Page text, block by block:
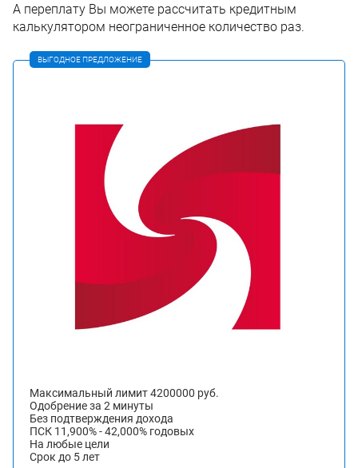
А переплату Вы можете рассчитать кредитным
калькулятором неограниченное количество раз.
ВЫГОДНОЕ ПРЕДЛОЖЕНИЕ
Максимальный лимит 4200000 руб.
Одобрение за 2 минуты
Без подтверждения дохода
ПСК 11,900% - 42,000% годовых
На любые цели
Срок до 5 лет